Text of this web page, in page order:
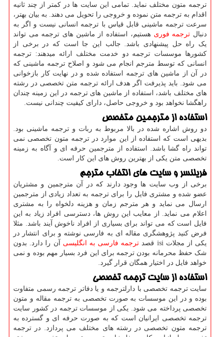
ترجمه متون مختلف نماید. تمامی این سایت ها در کمتر از چند ثانیه
اقدام به ترجمه متن نموده و خروجی را تحویل می دهند. به بیان بهتر،
سرعت ترجمه ماشینی قابل قیاس با ترجمه انسانی نیست و اگر به
دنبال ترجمه فوری هستیم، استفاده از ماشین های ترجمه می تواند
یک راه حل پیشنهادی باشد. جالب این جا است که در برخی از
کشورها موسسات ترجمه دو خدمت مختلف ارائه میدهند: ترجمه
انسانی که توسط مترجم انجام می شود و اصلاح ترجمه ماشینی که
در آن از ماشین های ترجمه استفاده شده و در نهایت کار بازخوانی
می شود. باید پذیرفت اگر هدف ارائه ترجمه متن تخصصی در رشته
های مختلف باشد، استفاده از ماشین های ترجمه در این زمینه چندان
راهگشا نخواهد بود و خروجی حاصل، دارای کیفیت چندانی نیست.
استفاده از مترجمین متخصص
دو روش اشاره شده در بالا مربوط به ربات و ترجمه ماشینی بود.
بدیهی است که استفاده از این موارد در ترجمه متون تخصصی نمی
تواند راه گشا باشد. استفاده از مترجمین حرفه ای و آگاه به زمینه
تخصصی متن یکی از بهترین روش های این کار است.
فریلنسر و سایت های انتخاب مترجم
برخی از وب سایت ها وجود دارند که در آن مترجمین و مشتریان
عضو شده و مشتری فایل را برای ترجمه به تعداد زیادی از مترجمین
ارسال می نماید و هر مترجم زمان و هزینه دلخواه را به مشتری
اعلام می نماید. از معایب این روش ها، دسترسی افراد زیاد به این
فایل است که می تواند برای بسیاری از افراد ناخوش آیند باشد. مثلا
فرض کنید پژوهشگری مقاله ای به فارسی نوشته و برای انتشار در
یکی از مجلات isi قصد ترجمه فارسی به انگلیسی آن را دارد. بدون
شک حفظ محرمانه بودن ترجمه برای این فرد بسیار مهم بوده و نمی
خواهد فایل در اختیار همگان قرار گیرد.
استفاده از سایت ترجمه تخصصی
سایت ترجمه تخصصی با دارلترجمه و یا دفاتر ترجمه رسمی متفاوت
بوده و در این موسسات به صورت تخصصی به ترجمه مقاله و متون
تخصصی پرداخته می شود. یکی از موسسات ترجمه در کشور سایت
ترجمه تخصصی ایرانیان است که به صورت حرفه ای و گسترده به
ترجمه متون تخصصی در رشته های مختلف می پردازد. در ترجمه